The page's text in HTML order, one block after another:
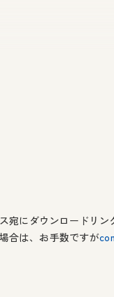
宛にダウンロードリ
合は、お手数ですが